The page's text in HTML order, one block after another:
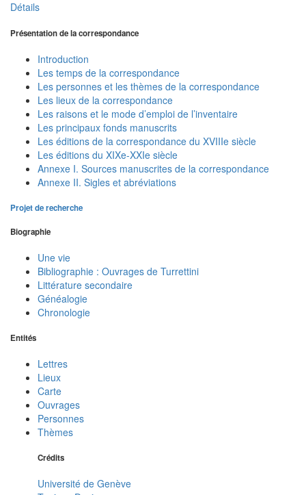
Détails
Présentation de la correspondance
Introduction
Les temps de la correspondance
Les personnes et les thèmes de la correspondance
Les lieux de la correspondance
Les raisons et le mode d’emploi de l’inventaire
Les principaux fonds manuscrits
Les éditions de la correspondance du XVIIIe siècle
Les éditions du XIXe-XXIe siècle
Annexe I. Sources manuscrites de la correspondance
Annexe II. Sigles et abréviations
Projet de recherche
Biographie
Une vie
Bibliographie : Ouvrages de Turrettini
Littérature secondaire
Généalogie
Chronologie
Entités
Lettres
Lieux
Carte
Ouvrages
Personnes
Thèmes
Crédits
Université de Genève